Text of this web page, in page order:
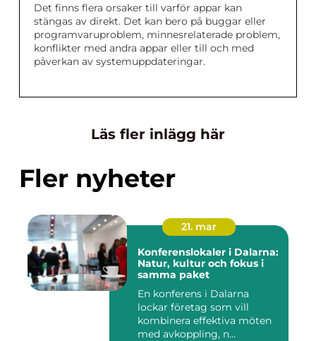
Det finns flera orsaker till varför appar kan
stängas av direkt. Det kan bero på buggar eller
programvaruproblem, minnesrelaterade problem,
konflikter med andra appar eller till och med
påverkan av systemuppdateringar.
Läs fler inlägg här
Fler nyheter
21. mar
Konferenslokaler i Dalarna:
Natur, kultur och fokus i
samma paket
En konferens i Dalarna
lockar företag som vill
kombinera effektiva möten
med avkoppling, n...